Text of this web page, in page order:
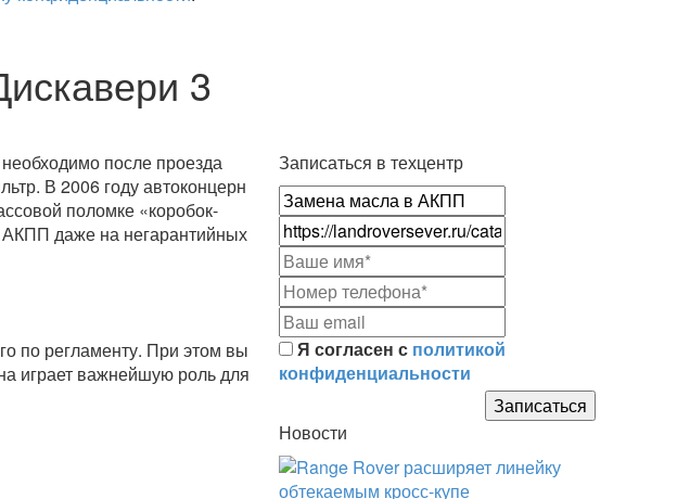
3
после проезда
В 2006 году автоконцерн
поломке «коробок-
АКПП даже на негарантийных
по регламенту. При этом вы
играет важнейшую роль для
Записаться в техцентр
Я согласен с политикой
конфиденциальности
Новости